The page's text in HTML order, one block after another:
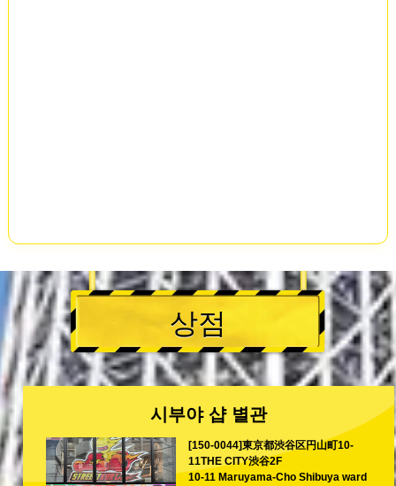
상점
시부야 샵 별관
[150-0044]東京都渋谷区円山町10-
11THE CITY渋谷2F
10-11 Maruyama-Cho Shibuya ward